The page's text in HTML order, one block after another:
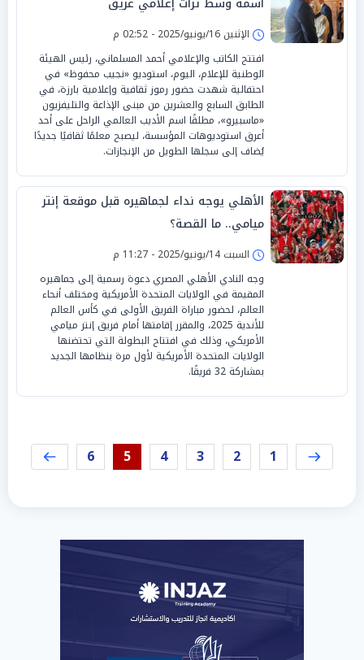
الإثنين 16/يونيو/2025 - 02:52 م
افتتح الكاتب والإعلامي أحمد المسلماني، رئيس الهيئة
الوطنية للإعلام، اليوم، استوديو «نجيب محفوظ» في
احتفالية شهدت حضور رموز ثقافية وإعلامية بارزة، في
الطابق السابع والعشرين من مبنى الإذاعة والتليفزيون
«ماسبيرو»، مطلقًا اسم الأديب العالمي الراحل على أحد
أعرق استوديوهات المؤسسة، ليصبح معلمًا ثقافيًا جديدًا
يُضاف إلى سجلها الطويل من الإنجازات.
الأهلي يوجه نداء لجماهيره قبل موقعة إنتر
ميامي.. ما القصة؟
السبت 14/يونيو/2025 - 11:27 م
وجه النادي الأهلي المصري دعوة رسمية إلى جماهيره
المقيمة في الولايات المتحدة الأمريكية ومختلف أنحاء
العالم، لحضور مباراة الفريق الأولى في كأس العالم
للأندية 2025، والمقرر إقامتها أمام فريق إنتر ميامي
الأمريكي، وذلك في افتتاح البطولة التي تحتضنها
الولايات المتحدة الأمريكية لأول مرة بنظامها الجديد
بمشاركة 32 فريقًا.
1
2
3
4
5
6